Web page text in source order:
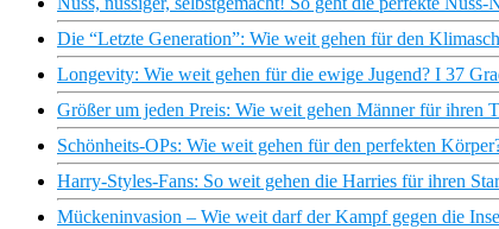
Die “Letzte Generation”: Wie weit gehen für den
Longevity: Wie weit gehen für die ewige Jugend? I 37
Größer um jeden Preis: Wie weit gehen Männer für ihren
Schönheits-OPs: Wie weit gehen für den perfekten
Harry-Styles-Fans: So weit gehen die Harries für ihren
Mückeninvasion – Wie weit darf der Kampf gegen die